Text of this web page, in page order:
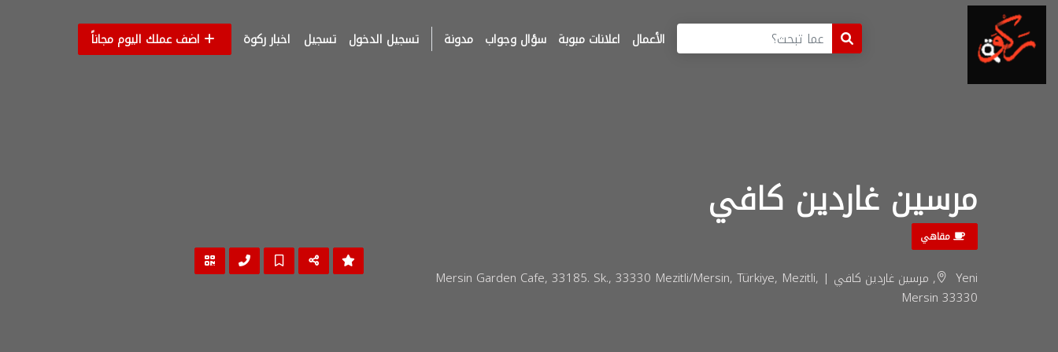
الأعمال اعلانات مبوبة سؤال وجواب مدونة تسجيل الدخول تسجيل اخبار ركوة اضف عملك اليوم مجاناً
مرسين غاردين كافي
مقاهي
Yeni, مرسين غاردين كافي | Mersin Garden Cafe, 33185. Sk., 33330 Mezitli/Mersin, Türkiye, Mezitli,
Mersin 33330